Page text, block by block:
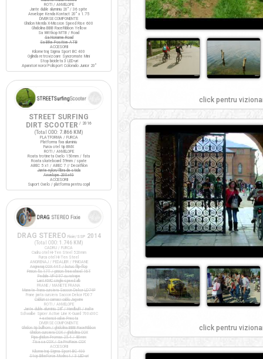
click pentru
click pentru
ROTI / ANVELOPE
Jante duble aluminiu 20" / 36 spite
Anvelope Kenda Kontact 20" x 1.75
DIVERSE COMPONENTE
Ghidon Merida X-Mission Speed Rise 600
Ghidolina BBB RaceRibbon Yellow
Sa Wittkop MTB / Road
Sa Noname Road
Sa Bike Positive ATB
ACCESORII
Kilometraj Sigma Sport BC 400
Oglinda retrovizoare Syncromate Mini
Stop bicicleta 3 LED-uri
Aparatori noroi Polisport Colorado Junior 20"
STREET SURFING
DIRT SCOOTER / 2016
(Total ODO: 7.866 KM )
PLATFORMA / FURCA
Platforma fixa aluminiu
Furca otel tip BMX
ROTI / ANVELOPE
Roata trotineta Oxelo 150mm / fata
Roata skateboard 59mm / spate
ABEC 5 x1 / ABEC 7 // Decathlon
Jante nylon/fibra de sticla
Anvelope 200x40
ACCESORII
Suport Oxelo / platforma pentru copil
DRAG STEREO Fixie/SSP 2014
(Total ODO: 1.746 KM )
CADRU / FURCA
Cadru otel Hi-Ten Steel 520mm
Furca otel Hi-Ten Steel
ANGRENAJ / PEDALIER / PINIOANE
Angrenaj COX 44T / butuc flip-flop
Pinion fix 17T / pinion freewheel 16T
Pedale VP-397 cu ratrape
Lant KMC single-speed alb
FRANE / MANETE FRANA
Manete frana cursiera Saccon Dekor LD74P
Frane janta cursiera Saccon Dekor FD07
Cabluri si camasi cablu Jagwire
ROTI / ANVELOPE
Jante duble aluminiu 28" / Handbuilt / inalte
Schwalbe Spicer Active Line K-Guard 700x30C
+ extensii valve Presta
DIVERSE COMPONENTE
Ghidon tip bullhorn / ghidolina BBB RaceRibbon
Ghidon cursiera COX / ghidolina COX
Pipa ghidon Promax 25.4 / 80mm
Tisa sa COX / Sa ProRace COX
ACCESORII
Kilometraj Sigma Sport BC 400
Stop BikeForce Modest / 3 LED-uri